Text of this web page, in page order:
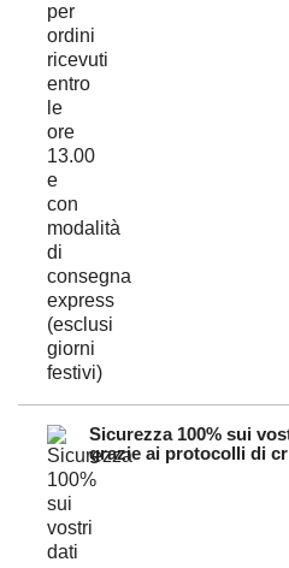
Sicurezza 100% sui
grazie ai protocolli di